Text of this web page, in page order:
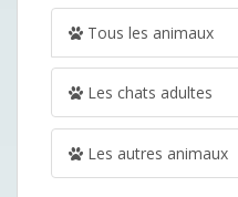
Tous les animaux
Les chats adultes
Les autres animaux